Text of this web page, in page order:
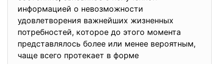
информацией о невозможности
удовлетворения важнейших жизненных
потребностей, которое до этого момента
представлялось более или менее вероятным,
чаще всего протекает в форме